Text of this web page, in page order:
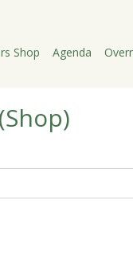
Shop Agenda